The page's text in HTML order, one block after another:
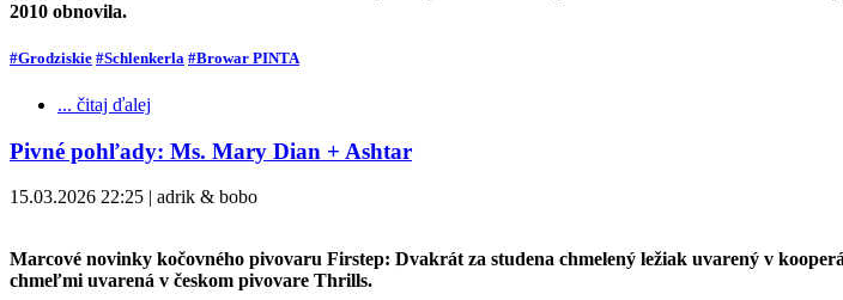
2010 obnovila.
#Grodziskie #Schlenkerla #Browar PINTA
... čitaj ďalej
Pivné pohľady: Ms. Mary Dian + Ashtar
15.03.2026 22:25 | adrik & bobo
Marcové novinky kočovného pivovaru Firstep: Dvakrát za studena chmelený ležiak uvarený v
chmeľmi uvarená v českom pivovare Thrills.